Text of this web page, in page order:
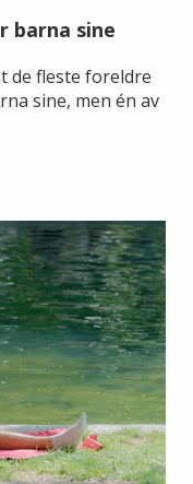
barna sine
de fleste foreldre
sine, men én av